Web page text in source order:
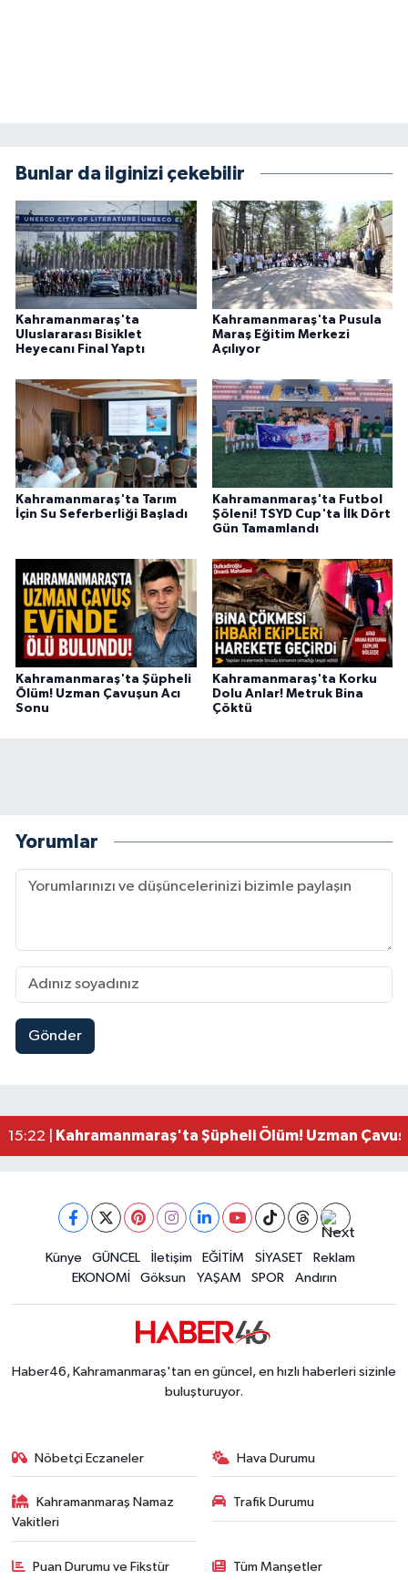
Bunlar da ilginizi çekebilir
Kahramanmaraş'ta
Uluslararası Bisiklet
Heyecanı Final Yaptı
Kahramanmaraş'ta Pusula
Maraş Eğitim Merkezi
Açılıyor
Kahramanmaraş'ta Tarım
İçin Su Seferberliği Başladı
Kahramanmaraş'ta Futbol
Şöleni! TSYD Cup'ta İlk Dört
Gün Tamamlandı
Kahramanmaraş'ta Şüpheli
Ölüm! Uzman Çavuşun Acı
Sonu
Kahramanmaraş'ta Korku
Dolu Anlar! Metruk Bina
Çöktü
Yorumlar
Gönder
22:09 |Kahramanmaraş'ta Uluslararası Bisiklet
15:22 |
Kahramanmaraş'ta Şüpheli Ölüm! Uzman
15:10 |Kahramanmaraş'ta Korku Dolu Anlar! Metruk
Tayland'daki Okul Saldırısı Kahramanmaraş
Kahramanmaraş'taki Okul Saldırısı Sonrası
12:31 |Kahramanmaraş Ağustos Fuarı'nda Funda Arar
Kahramanmaraş'ta Hacı Murat Caddesi Baştan
12:09 |Kahramanmaraş'ta Madrigal Coşkusu! Fuar
Kahramanmaraş'ta Said Bey Sitesi Davasında 3
Künye GÜNCEL İletişim EĞİTİM SİYASET
Reklam
EKONOMİ
Göksun YAŞAM SPOR Andırın
Haber46, Kahramanmaraş'tan en güncel, en hızlı haberleri sizinle
buluşturuyor.
Nöbetçi Eczaneler Hava Durumu
Kahramanmaraş Namaz
Vakitleri
Trafik Durumu
Puan Durumu ve Fikstür Tüm Manşetler
Genel
Politika
YEREL
BÖLGEDEN
ASAYİŞ
SEÇİM 2015
ÇEVRE
BİLİM VE TEKNOLOJİ
YARIŞMALAR
TANITIM
HABERDE İNSAN